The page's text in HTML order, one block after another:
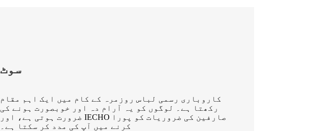
سوٹ
کاروباری رسمی لباس روزمرہ کے کام میں ایک اہم مقام
رکھتا ہے۔ لوگوں کو یہ آرام دہ اور خوبصورت ہونے کی
ضرورت ہوتی ہے، اور IECHO صارفین کی ضروریات کو پورا
کرنے میں آپ کی مدد کر سکتا ہے۔